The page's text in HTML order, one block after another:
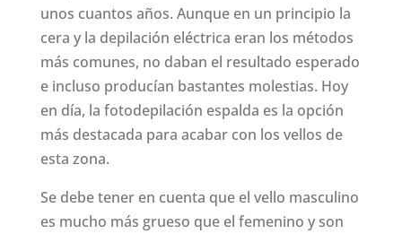
unos cuantos años. Aunque en un principio la
cera y la depilación eléctrica eran los métodos
más comunes, no daban el resultado esperado
e incluso producían bastantes molestias. Hoy
en día, la fotodepilación espalda es la opción
más destacada para acabar con los vellos de
esta zona.
Se debe tener en cuenta que el vello masculino
es mucho más grueso que el femenino y son